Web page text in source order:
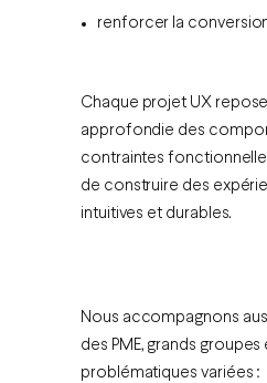
renforcer la
Chaque projet UX
approfondie des
contraintes
de construire des
intuitives et durables.
Nous accompagnons
des PME, grands
problématiques variées :